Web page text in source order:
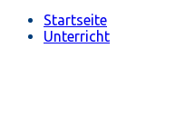
Startseite
Unterricht